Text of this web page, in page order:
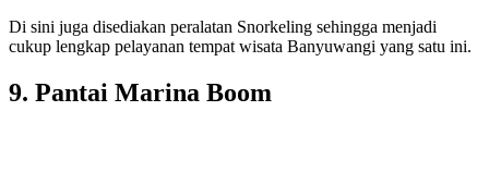
Di sini juga disediakan peralatan Snorkeling sehingga menjadi
cukup lengkap pelayanan tempat wisata Banyuwangi yang satu ini.
9. Pantai Marina Boom